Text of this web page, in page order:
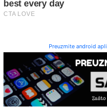
Preuzmite android